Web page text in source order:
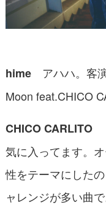
himeアハハ。客演
Moon feat.CHICO
CHICO CARLITO
気に入ってます。
性をテーマにした
ャレンジが多い曲で